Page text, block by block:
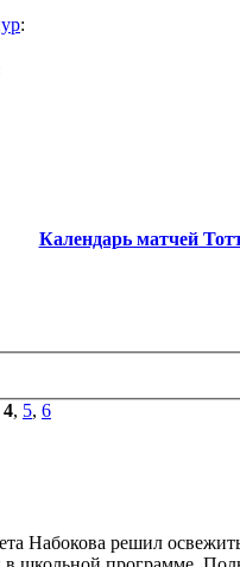
:
Календарь матчей
4, 5, 6
Набокова решил